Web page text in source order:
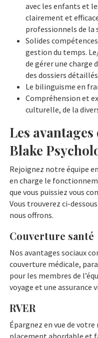
avec les enfants et
clairement et
professionnels de la
Solides
gestion du temps.
de gérer une
des dossiers
Le bilinguisme en
Compréhension et
culturelle, de la
Les
Blake
Rejoignez notre équipe
en charge le
que vous puissiez vous
Vous trouverez ci-
nous offrons.
Couverture santé
Nos avantages sociaux
couverture médicale,
pour les membres de
voyage et une assurance
RVER
Épargnez en vue de
placement abordable et